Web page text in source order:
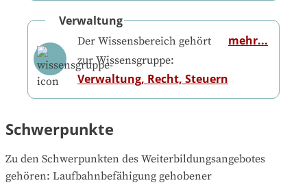
Verwaltung
Der Wissensbereich gehört
zur Wissensgruppe:
Verwaltung, Recht, Steuern
mehr...
Schwerpunkte
Zu den Schwerpunkten des Weiterbildungsangebotes
gehören: Laufbahnbefähigung gehobener